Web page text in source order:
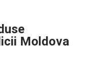
Moldova